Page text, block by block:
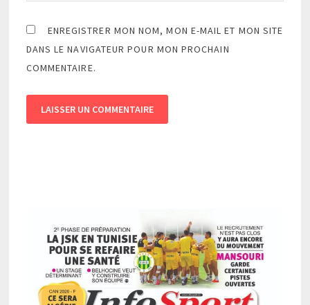
ENREGISTRER MON NOM, MON E-MAIL ET MON SITE
DANS LE NAVIGATEUR POUR MON PROCHAIN
COMMENTAIRE.